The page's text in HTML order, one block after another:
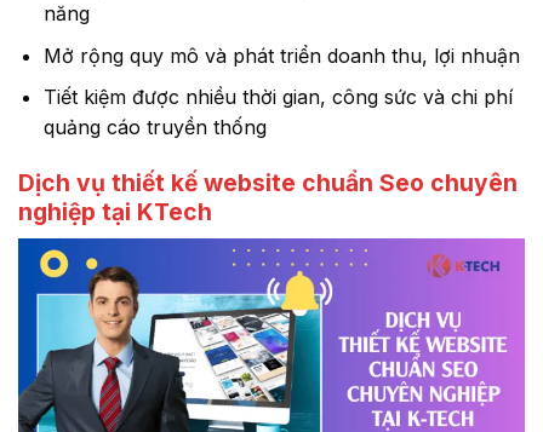
năng
Mở rộng quy mô và phát triển doanh thu, lợi nhuận
Tiết kiệm được nhiều thời gian, công sức và chi phí
quảng cáo truyền thống
Dịch vụ thiết kế website chuẩn Seo chuyên
nghiệp tại KTech